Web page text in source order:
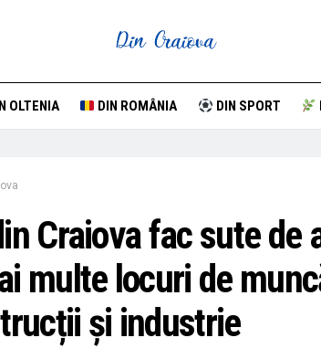
OLTENIA DIN ROMÂNIA DIN SPORT
Craiova fac sute de
multe locuri de
și industrie